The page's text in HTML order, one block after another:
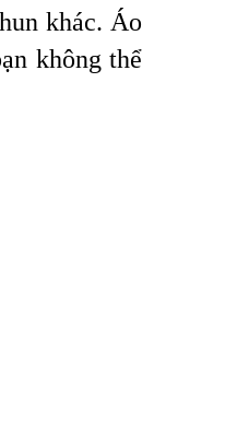
khác. Áo
không thể